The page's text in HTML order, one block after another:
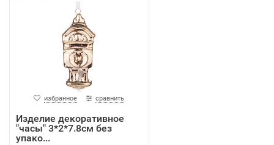
избранное сравнить
Изделие декоративное
"часы" 3*2*7.8см без
упако...